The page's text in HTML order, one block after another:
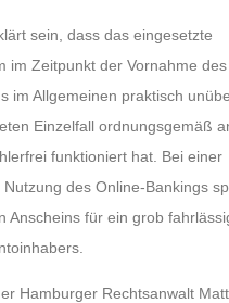
sein, dass das eingesetzte
im Zeitpunkt der Vornahme
im Allgemeinen praktisch
Einzelfall ordnungsgemäß
funktioniert hat. Bei einer
des Online-Bankings
Anscheins für ein grob
Hamburger Rechtsanwalt